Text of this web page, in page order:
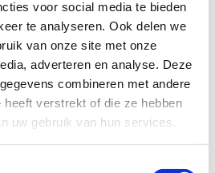
voor social media te bieden
te analyseren. Ook delen we
van onze site met onze
adverteren en analyse. Deze
combineren met andere
heeft verstrekt of die ze hebben
uw gebruik van hun services.
twee designvarianten, S en E, en
hoogtes. Rebris
hun uitgesproken slanke
uitgevoerde greep. Het design van
zachte rondingen, terwijl Rebris
de strakke en opvallende
beide designvarianten wordt in
van de
het bad en de douche. Waarbij